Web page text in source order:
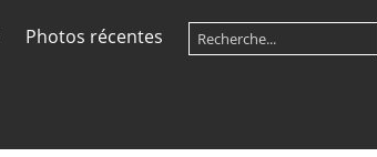
Photos récentes